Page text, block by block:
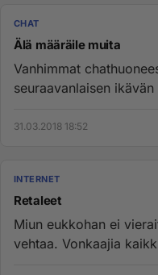
CHAT
Älä määräile muita
Vanhimmat
seuraavanlaisen
31.03.2018 18:52
INTERNET
Retaleet
Miun eukkohan ei
vehtaa. Vonkaajia